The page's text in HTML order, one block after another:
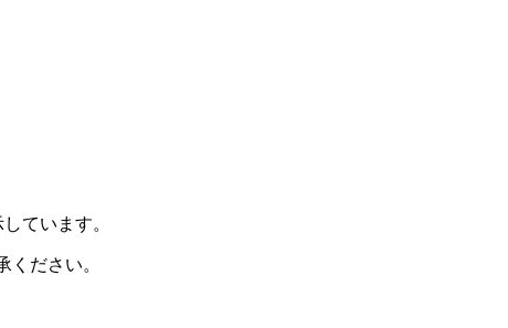
ています。
ださい。